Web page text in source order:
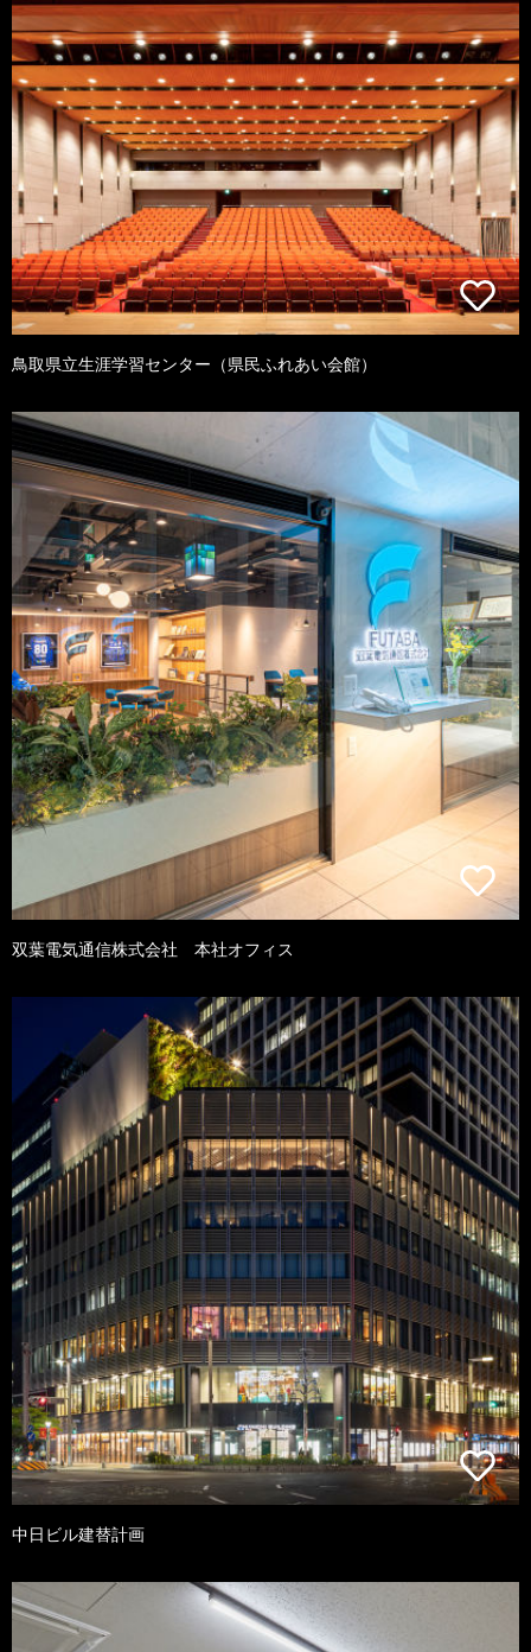
鳥取県立生涯学習センター（県民ふれあい会館）
双葉電気通信株式会社 本社オフィス
中日ビル建替計画